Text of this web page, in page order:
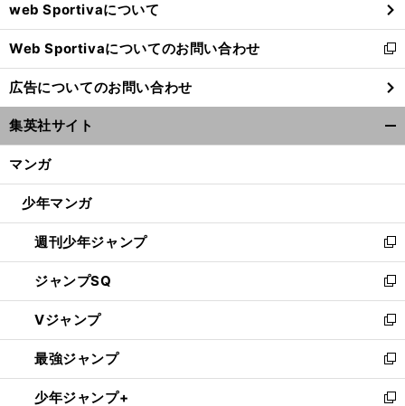
で
開
く
web Sportivaについて
Web Sportivaについてのお問い合わせ
新
し
い
ウ
ィ
ン
ウ
開
く
広告についてのお問い合わせ
集英社サイト
マンガ
少年マンガ
週刊少年ジャンプ
新
し
い
ウ
ィ
ン
ド
ウ
で
ジャンプSQ
新
し
い
ウ
ィ
ン
ド
Vジャンプ
新
し
い
ウ
ィ
最強ジャンプ
新
し
い
少年ジャンプ+
新